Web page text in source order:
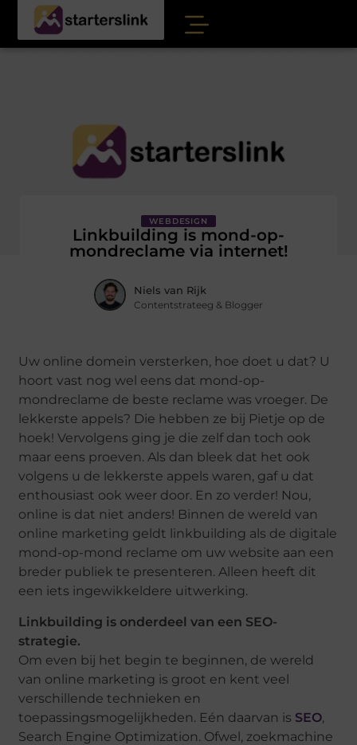
WEBDESIGN
Linkbuilding is mond-op-
mondreclame via internet!
Niels van Rijk
Contentstrateeg & Blogger
Uw online domein versterken, hoe doet u dat? U
hoort vast nog wel eens dat mond-op-
mondreclame de beste reclame was vroeger. De
lekkerste appels? Die hebben ze bij Pietje op de
hoek! Vervolgens ging je die zelf dan toch ook
maar eens proeven. Als dan bleek dat het ook
volgens u de lekkerste appels waren, gaf u dat
enthousiast ook weer door. En zo verder! Nou,
online is dat niet anders! Binnen de wereld van
online marketing geldt linkbuilding als de digitale
mond-op-mond reclame om uw website aan een
breder publiek te presenteren. Alleen heeft dit
een iets ingewikkeldere uitwerking.
Linkbuilding is onderdeel van een SEO-
strategie.
Om even bij het begin te beginnen, de wereld
van online marketing is groot en kent veel
verschillende technieken en
toepassingsmogelijkheden. Eén daarvan is SEO,
Search Engine Optimization. Ofwel, zoekmachine